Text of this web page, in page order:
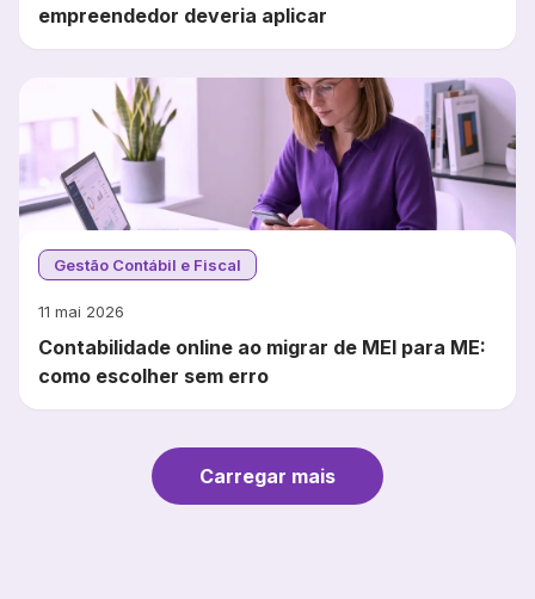
empreendedor deveria aplicar
Gestão Contábil e Fiscal
11 mai 2026
Contabilidade online ao migrar de MEI para ME:
como escolher sem erro
Carregar mais